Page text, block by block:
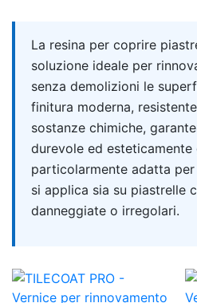
Quick answer
La resina per coprire
soluzione ideale per
senza demolizioni le
finitura moderna,
sostanze chimiche,
durevole ed esteticamente
particolarmente adatta
si applica sia su piastrelle
danneggiate o irregolari.